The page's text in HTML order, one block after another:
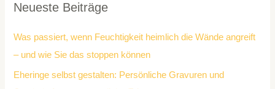
Neueste Beiträge
Was passiert, wenn Feuchtigkeit heimlich die Wände angreift
– und wie Sie das stoppen können
Eheringe selbst gestalten: Persönliche Gravuren und